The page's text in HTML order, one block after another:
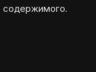
содержимого.